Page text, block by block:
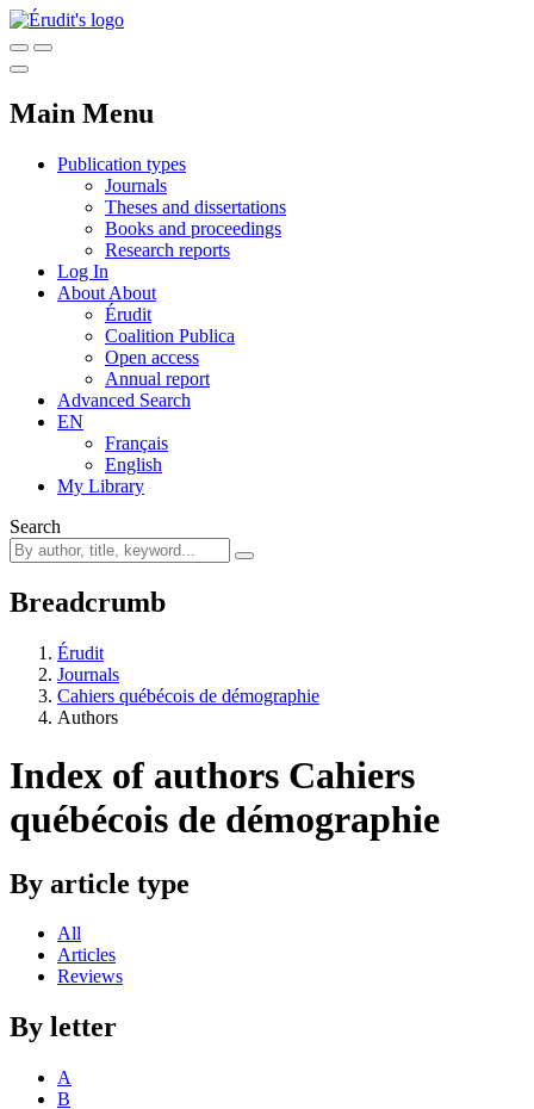
Main Menu
Publication types
Journals
Theses and dissertations
Books and proceedings
Research reports
Log In
About About
Érudit
Coalition Publica
Open access
Annual report
Advanced Search
EN
Français
English
My Library
Search
Breadcrumb
Érudit
Journals
Cahiers québécois de démographie
Authors
Index of authors Cahiers
québécois de démographie
By article type
All
Articles
Reviews
By letter
A
B